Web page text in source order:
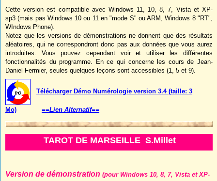
Cette version est compatible avec Windows 11, 10, 8, 7, Vista et XP-
sp3 (mais pas Windows 10 ou 11 en "mode S" ou ARM, Windows 8 "RT",
WIndows Phone).
Notez que les versions de démonstrations ne donnent que des résultats
aléatoires, qui ne correspondront donc pas aux données que vous aurez
introduites. Vous pouvez cependant voir et utiliser les différentes
fonctionnalités du programme. En ce qui concerne les cours de Jean-
Daniel Fermier, seules quelques leçons sont accessibles (1, 5 et 9).
Télécharger Démo Numérologie version 3.4 (taille: 3
Mo) ==Lien Alternatif==
TAROT DE MARSEILLE S.Millet
Version de démonstration (pour Windows 10, 8, 7, Vista et XP-